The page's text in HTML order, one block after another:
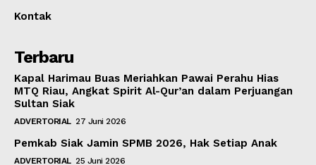
Kontak
Terbaru
Kapal Harimau Buas Meriahkan Pawai Perahu Hias
MTQ Riau, Angkat Spirit Al-Qur’an dalam Perjuangan
Sultan Siak
ADVERTORIAL 27 Juni 2026
Pemkab Siak Jamin SPMB 2026, Hak Setiap Anak
ADVERTORIAL 25 Juni 2026